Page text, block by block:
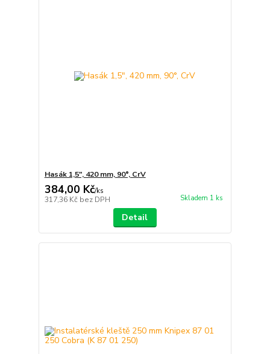
Hasák 1,5", 420 mm, 90°, CrV
384,00 Kč/ks
317,36 Kč bez DPH Skladem 1 ks
Detail